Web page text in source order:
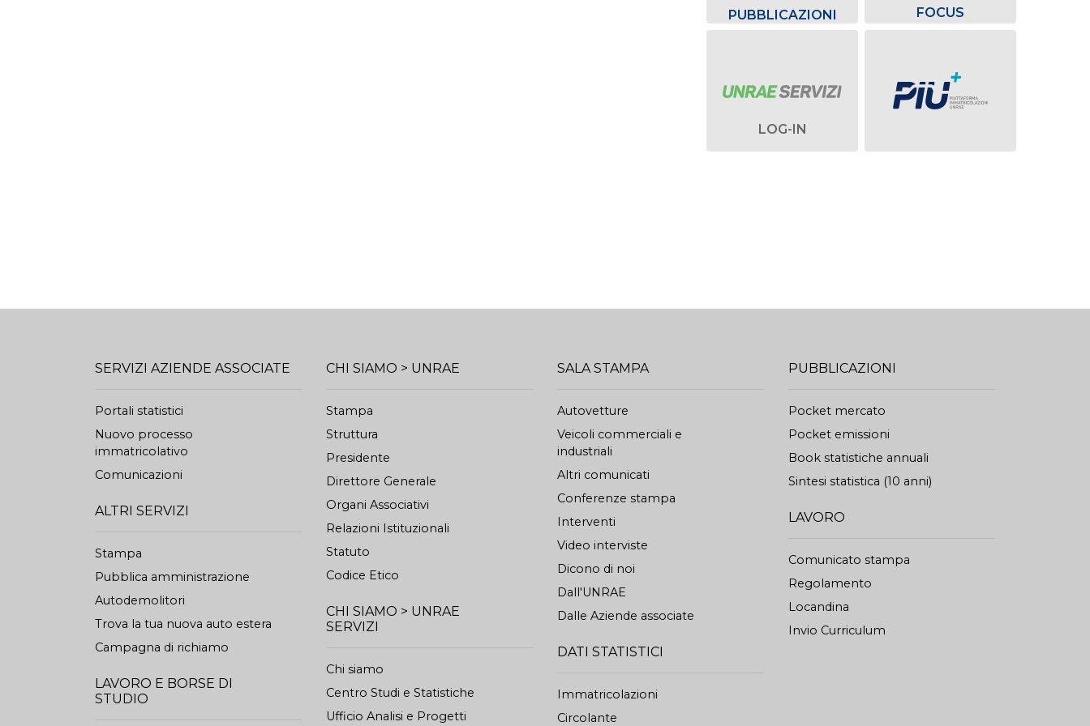
PUBBLICAZIONI FOCUS
LOG-IN
SERVIZI AZIENDE ASSOCIATE
Portali statistici
Nuovo processo
immatricolativo
Comunicazioni
ALTRI SERVIZI
Stampa
Pubblica amministrazione
Autodemolitori
Trova la tua nuova auto estera
Campagna di richiamo
LAVORO E BORSE DI
STUDIO
CHI SIAMO > UNRAE
Stampa
Struttura
Presidente
Direttore Generale
Organi Associativi
Relazioni Istituzionali
Statuto
Codice Etico
CHI SIAMO > UNRAE
SERVIZI
Chi siamo
Centro Studi e Statistiche
Ufficio Analisi e Progetti
SALA STAMPA
Autovetture
Veicoli commerciali e
industriali
Altri comunicati
Conferenze stampa
Interventi
Video interviste
Dicono di noi
Dall'UNRAE
Dalle Aziende associate
DATI STATISTICI
Immatricolazioni
Circolante
PUBBLICAZIONI
Pocket mercato
Pocket emissioni
Book statistiche annuali
Sintesi statistica (10 anni)
LAVORO
Comunicato stampa
Regolamento
Locandina
Invio Curriculum